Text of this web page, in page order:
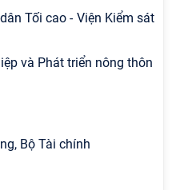
Tối cao - Viện Kiểm sát
và Phát triển nông thôn
Bộ Tài chính